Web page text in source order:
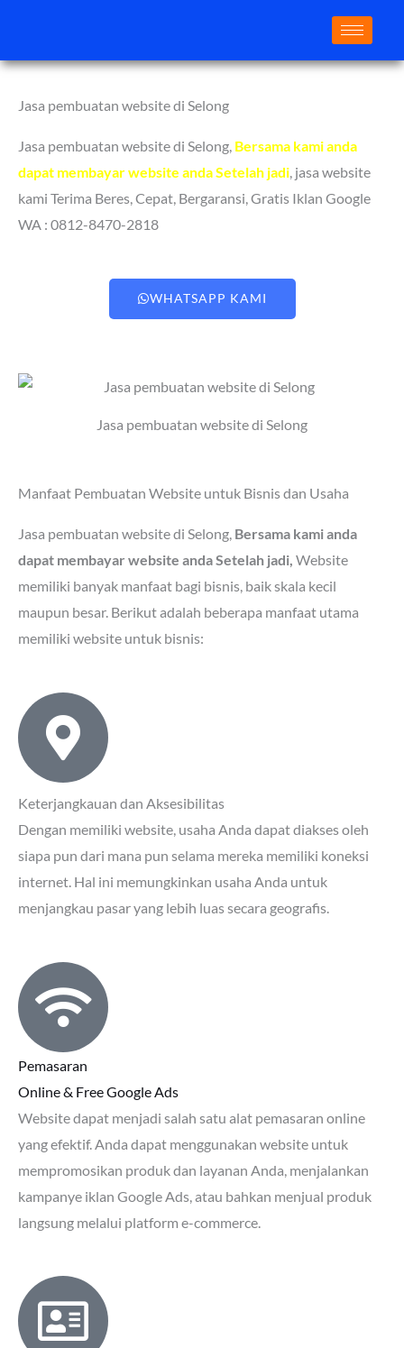
konten
Jasa pembuatan website di Selong
Jasa pembuatan website di Selong, Bersama kami anda
dapat membayar website anda Setelah jadi, jasa website
kami Terima Beres, Cepat, Bergaransi, Gratis Iklan Google
WA : 0812-8470-2818
WHATSAPP KAMI
Jasa pembuatan website di Selong
Manfaat Pembuatan Website untuk Bisnis dan Usaha
Jasa pembuatan website di Selong, Bersama kami anda
dapat membayar website anda Setelah jadi, Website
memiliki banyak manfaat bagi bisnis, baik skala kecil
maupun besar. Berikut adalah beberapa manfaat utama
memiliki website untuk bisnis:
Keterjangkauan dan Aksesibilitas
Dengan memiliki website, usaha Anda dapat diakses oleh
siapa pun dari mana pun selama mereka memiliki koneksi
internet. Hal ini memungkinkan usaha Anda untuk
menjangkau pasar yang lebih luas secara geografis.
Pemasaran
Online & Free Google Ads
Website dapat menjadi salah satu alat pemasaran online
yang efektif. Anda dapat menggunakan website untuk
mempromosikan produk dan layanan Anda, menjalankan
kampanye iklan Google Ads, atau bahkan menjual produk
langsung melalui platform e-commerce.